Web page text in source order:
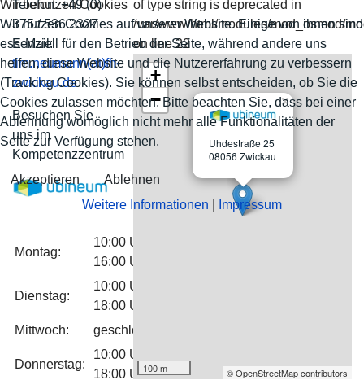
Telefon: +49 (0)
375 / 536 2327
E-Mail:
tim.neumann(at)fh-
zwickau.de
Besuchen Sie
uns im
Kompetenzzentrum
Montag:
10:00 Uhr -
16:00 Uhr
Dienstag:
10:00 Uhr -
18:00 Uhr
Mittwoch:
geschlossen
Donnerstag:
10:00 Uhr -
18:00 Uhr
of type string is deprecated in
/var/www/html/modules/mod_osmod/
on line 22
Uhdestraße 25
08056 Zwickau
×
+
−
100 m © OpenStreetMap contributors
Wir benutzen Cookies
Wir nutzen Cookies auf unserer Website. Einige von ihnen sind
essenziell für den Betrieb der Seite, während andere uns
helfen, diese Website und die Nutzererfahrung zu verbessern
(Tracking Cookies). Sie können selbst entscheiden, ob Sie die
Cookies zulassen möchten. Bitte beachten Sie, dass bei einer
Ablehnung womöglich nicht mehr alle Funktionalitäten der
Seite zur Verfügung stehen.
Akzeptieren
Ablehnen
Weitere Informationen
Impressum